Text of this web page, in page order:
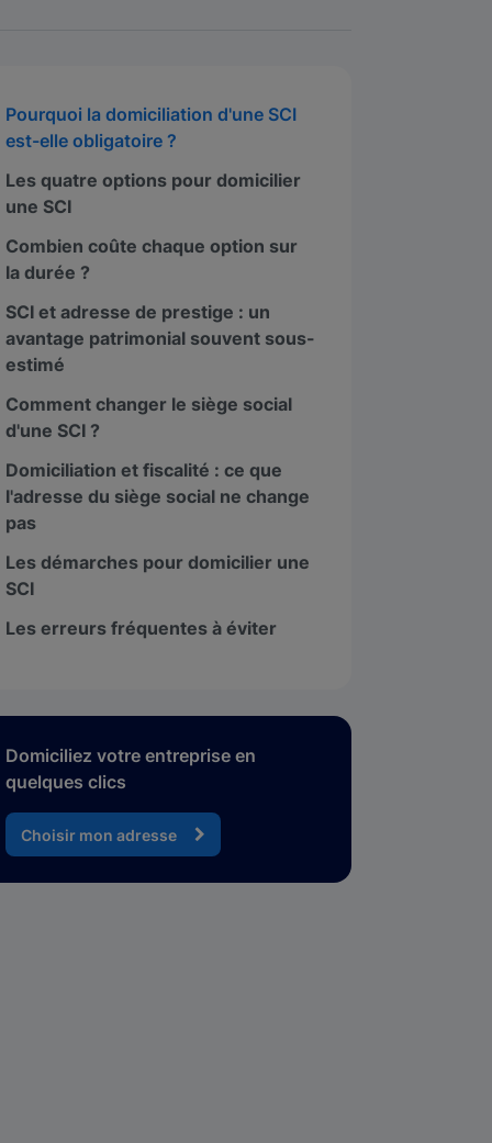
4.96
Pourquoi la domiciliation d'une SCI
est-elle obligatoire ?
Les quatre options pour domicilier
une SCI
Combien coûte chaque option sur
la durée ?
SCI et adresse de prestige : un
avantage patrimonial souvent sous-
estimé
Comment changer le siège social
d'une SCI ?
Domiciliation et fiscalité : ce que
l'adresse du siège social ne change
pas
Les démarches pour domicilier une
SCI
Les erreurs fréquentes à éviter
Domiciliez votre entreprise en
quelques clics
Choisir mon adresse